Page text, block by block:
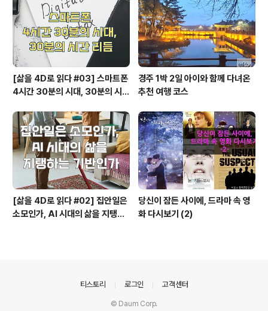
[삶을 4D로 읽다 #03] 스마트폰
4시간 30분의 시대, 30분의 시간
경주 1박 2일 아이와 함께 다녀온
추천 여행 코스
[삶을 4D로 읽다 #02] 집안일은
소모인가, AI 시대의 삶을 지탱하
당신이 잠든 사이에, 드라마 속 영
화 다시보기 (2)
티스토리 로그인 고객센터
© Daum Corp.